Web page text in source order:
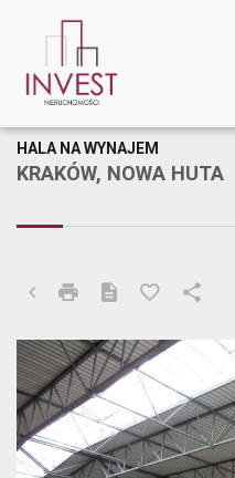
KRAKÓW, NOWA HUTA
HALA NA WYNAJEM